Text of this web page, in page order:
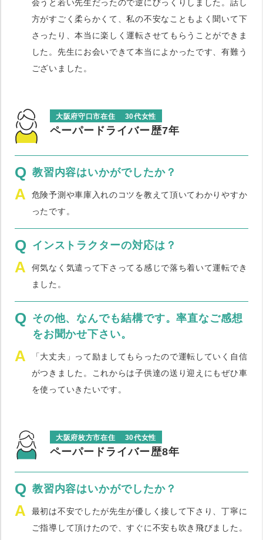
会うと若い先生だったので逆にびっくりしました。話し
方がすごく柔らかくて、私の不安なこともよく聞いて下
さったり、本当に楽しく運転させてもらうことができま
した。先生にお会いできて本当によかったです、有難う
ございました。
大阪府守口市在住 30代女性
ペーパードライバー歴7年
Q 教習内容はいかがでしたか？
A
危険予測や車庫入れのコツを教えて頂いてわかりやすか
ったです。
Q インストラクターの対応は？
A
何気なく気遣って下さってる感じで落ち着いて運転でき
ました。
Q その他、なんでも結構です。率直なご感想
をお聞かせ下さい。
A
「大丈夫」って励ましてもらったので運転していく自信
がつきました。これからは子供達の送り迎えにもぜひ車
を使っていきたいです。
大阪府枚方市在住 30代女性
ペーパードライバー歴8年
Q 教習内容はいかがでしたか？
A
最初は不安でしたが先生が優しく接して下さり、丁寧に
ご指導して頂けたので、すぐに不安も吹き飛びました。